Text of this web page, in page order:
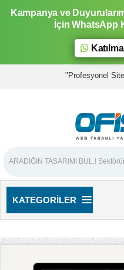
Kampanya ve
İçin WhatsApp
"Profesyonel
KATEGORILER